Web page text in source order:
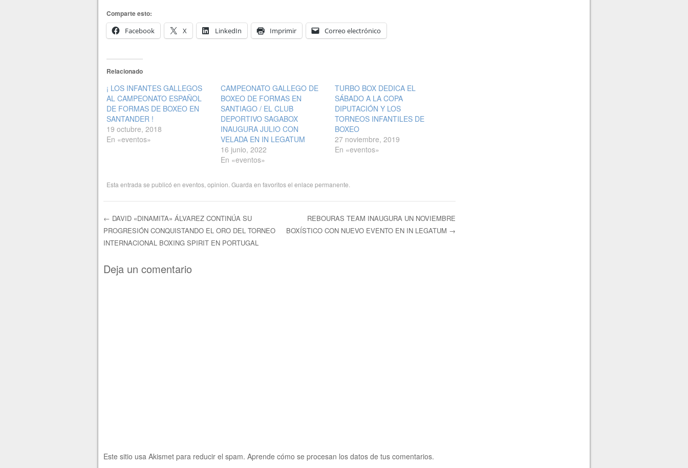
Comparte esto:
Facebook
X LinkedIn Imprimir Correo electrónico
Relacionado
¡ LOS INFANTES GALLEGOS
AL CAMPEONATO ESPAÑOL
DE FORMAS DE BOXEO EN
SANTANDER !
19 octubre, 2018
En «eventos»
CAMPEONATO GALLEGO DE
BOXEO DE FORMAS EN
SANTIAGO / EL CLUB
DEPORTIVO SAGABOX
INAUGURA JULIO CON
VELADA EN IN LEGATUM
16 junio, 2022
En «eventos»
TURBO BOX DEDICA EL
SÁBADO A LA COPA
DIPUTACIÓN Y LOS
TORNEOS INFANTILES DE
BOXEO
27 noviembre, 2019
En «eventos»
Esta entrada se publicó en eventos, opinion . Guarda en favoritos el enlace permanente
Navegación de entradas
← DAVID «DINAMITA» ÁLVAREZ CONTINÚA SU
PROGRESIÓN CONQUISTANDO EL ORO DEL TORNEO
INTERNACIONAL BOXING SPIRIT EN PORTUGAL
REBOURAS TEAM INAUGURA UN NOVIEMBRE
BOXÍSTICO CON NUEVO EVENTO EN IN LEGATUM →
Deja un comentario
Este sitio usa Akismet para reducir el spam. Aprende cómo se procesan los datos de tus comentarios.